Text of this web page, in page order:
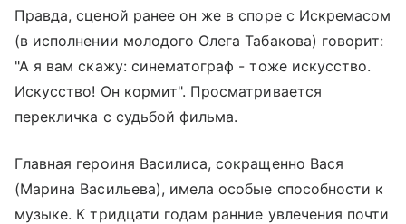
Правда, сценой ранее он же в споре с Искремасом
(в исполнении молодого Олега Табакова) говорит:
"А я вам скажу: синематограф - тоже искусство.
Искусство! Он кормит". Просматривается
перекличка с судьбой фильма.
Главная героиня Василиса, сокращенно Вася
(Марина Васильева), имела особые способности к
музыке. К тридцати годам ранние увлечения почти